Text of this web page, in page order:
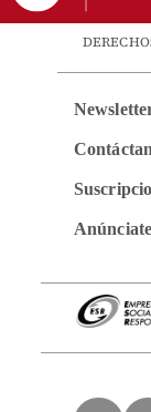
Anúnciate